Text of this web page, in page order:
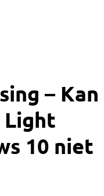
– Kan
Light
10 niet